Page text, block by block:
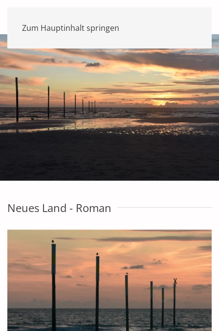
Zum Hauptinhalt springen
Neues Land - Roman